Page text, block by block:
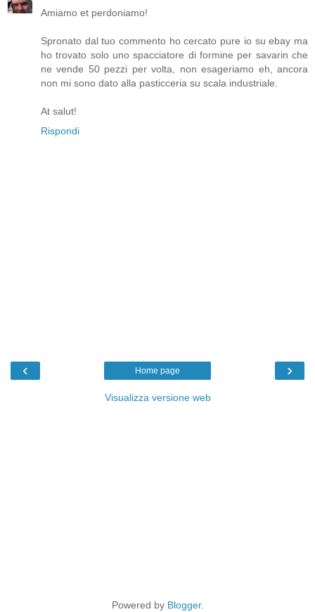
Amiamo et perdoniamo!
Spronato dal tuo commento ho cercato pure io su ebay ma
ho trovato solo uno spacciatore di formine per savarin che
ne vende 50 pezzi per volta, non esageriamo eh, ancora
non mi sono dato alla pasticceria su scala industriale.
At salut!
Rispondi
‹ ›
Home page
Visualizza versione web
Powered by Blogger.